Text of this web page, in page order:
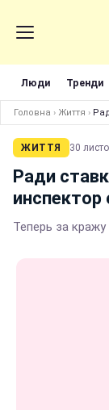
Люди Тренди
Головна › Життя ›
ЖИТТЯ 30
Ради
инспектор
Теперь за